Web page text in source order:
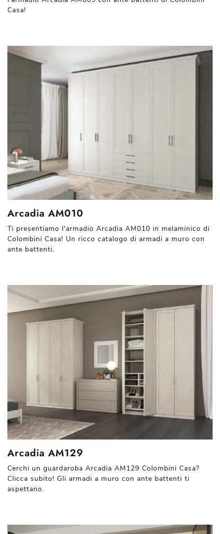
Casa!
Arcadia AM010
Ti presentiamo l'armadio Arcadia AM010 in melaminico di
Colombini Casa! Un ricco catalogo di armadi a muro con
ante battenti.
Arcadia AM129
Cerchi un guardaroba Arcadia AM129 Colombini Casa?
Clicca subito! Gli armadi a muro con ante battenti ti
aspettano.